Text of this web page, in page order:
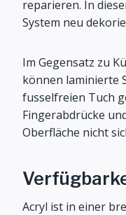
reparieren. In
System neu
Im Gegensatz zu
können laminierte
fusselfreien Tuch
Fingerabdrücke
Oberfläche nicht
Acryl ist in einer